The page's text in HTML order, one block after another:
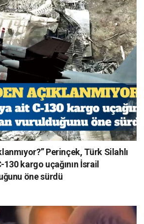
Perinçek, Türk Silahlı
kargo uçağının İsrail
öne sürdü